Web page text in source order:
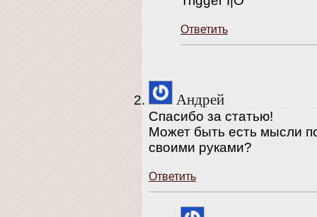
Ответить
Андрей
Спасибо за статью!
Может быть есть мысли
своими руками?
Ответить